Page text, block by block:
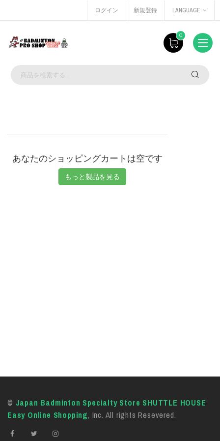
ログイン 新規登録 LANGUAGE
0
あなたのショッピングカートは空です
もっと製品を見る
© Japan Badminton Specialty Store SHUTTLE HOUSE
Easy Online Shopping, Inc. All rights Resevered.